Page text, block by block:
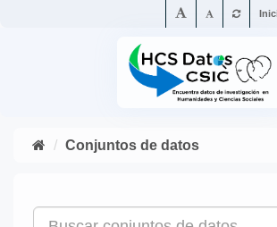
Conjuntos de datos